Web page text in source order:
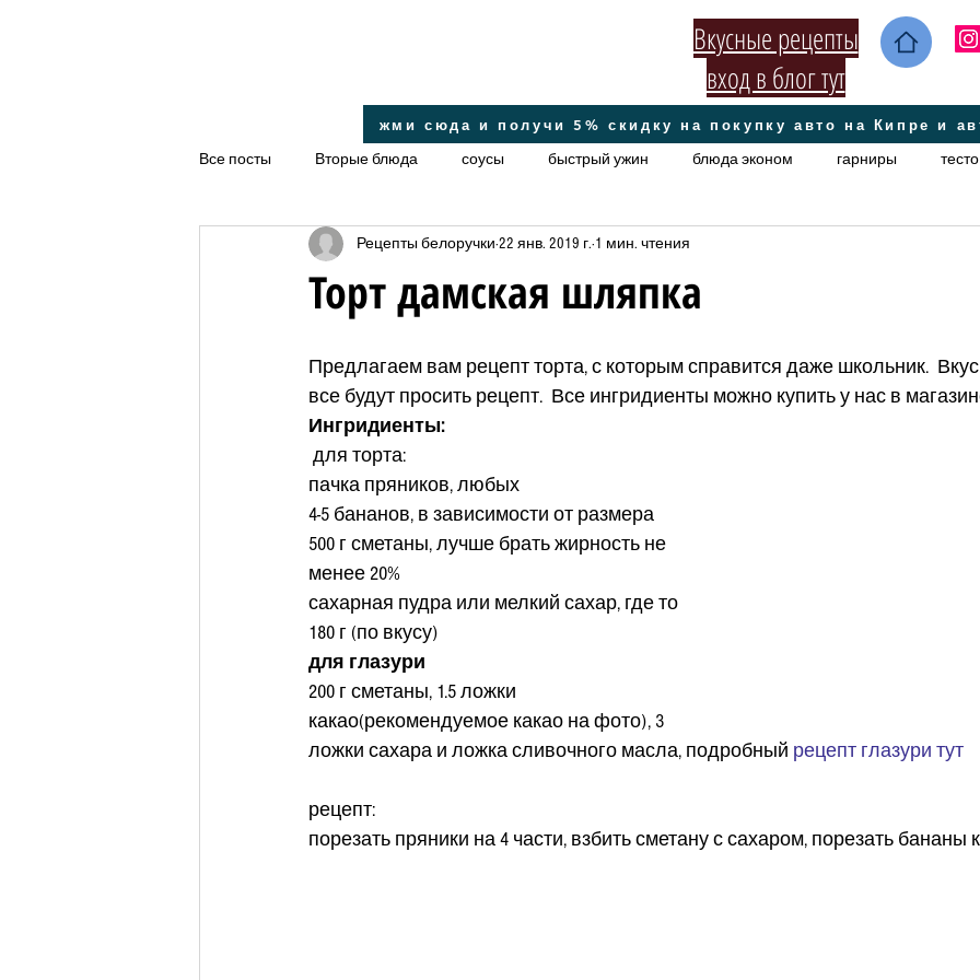
Вкусные рецепты
вход в блог тут
Все посты Вторые блюда соусы быстрый ужин блюда эконом гарниры тесто
салаты диетическое постные Домашние секретики
Торт дамская шляпка
Рецепты белоручки 22 янв. 2019 г. 1 мин. чтения
Предлагаем вам рецепт торта, с которым справится даже школьник.
все будут просить рецепт.  Все ингридиенты можно купить у нас в
Ингридиенты:
для торта:
пачка пряников, любых
4-5 бананов, в зависимости от размера
500 г сметаны, лучше брать жирность не
менее 20%
сахарная пудра или мелкий сахар, где то
180 г (по вкусу)
для глазури
200 г сметаны, 1.5 ложки
какао(рекомендуемое какао на фото), 3
ложки сахара и ложка сливочного масла, подробный рецепт глазури тут
рецепт:
порезать пряники на 4 части, взбить сметану с сахаром, порезать бананы
жми сюда и получи 5% скидку на покупку авто на Кипре и